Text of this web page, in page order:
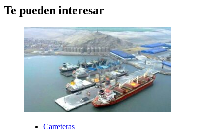
Te pueden interesar
Carreteras